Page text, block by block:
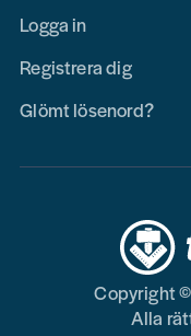
Logga in
Registrera dig
Glömt lösenord?
Copyright
Alla